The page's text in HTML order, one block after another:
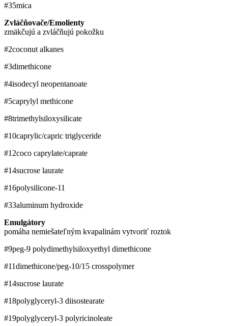
#35mica
Zvláčňovače/Emolienty
zmäkčujú a zvláčňujú pokožku
#2coconut alkanes
#3dimethicone
#4isodecyl neopentanoate
#5caprylyl methicone
#8trimethylsiloxysilicate
#10caprylic/capric triglyceride
#12coco caprylate/caprate
#14sucrose laurate
#16polysilicone-11
#33aluminum hydroxide
Emulgátory
pomáha nemiešateľným kvapalinám vytvoriť roztok
#9peg-9 polydimethylsiloxyethyl dimethicone
#11dimethicone/peg-10/15 crosspolymer
#14sucrose laurate
#18polyglyceryl-3 diisostearate
#19polyglyceryl-3 polyricinoleate